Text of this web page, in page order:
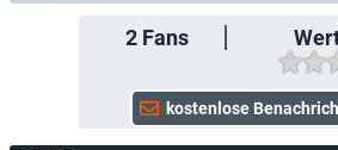
2Fans